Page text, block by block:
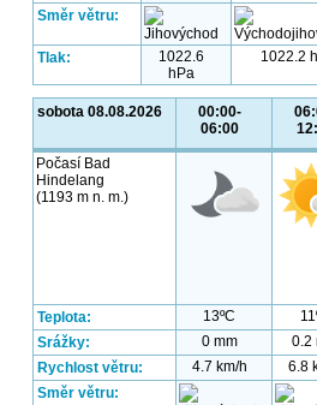
Směr větru:
Tlak:
1022.6
hPa
1022.2
sobota 08.08.2026
00:00-
06:00
Počasí Bad
Hindelang
(1193 m n. m.)
Teplota: 13ºC
Srážky:
0 mm 0.2
Rychlost větru:
4.7 km/h 6.8
Směr větru: